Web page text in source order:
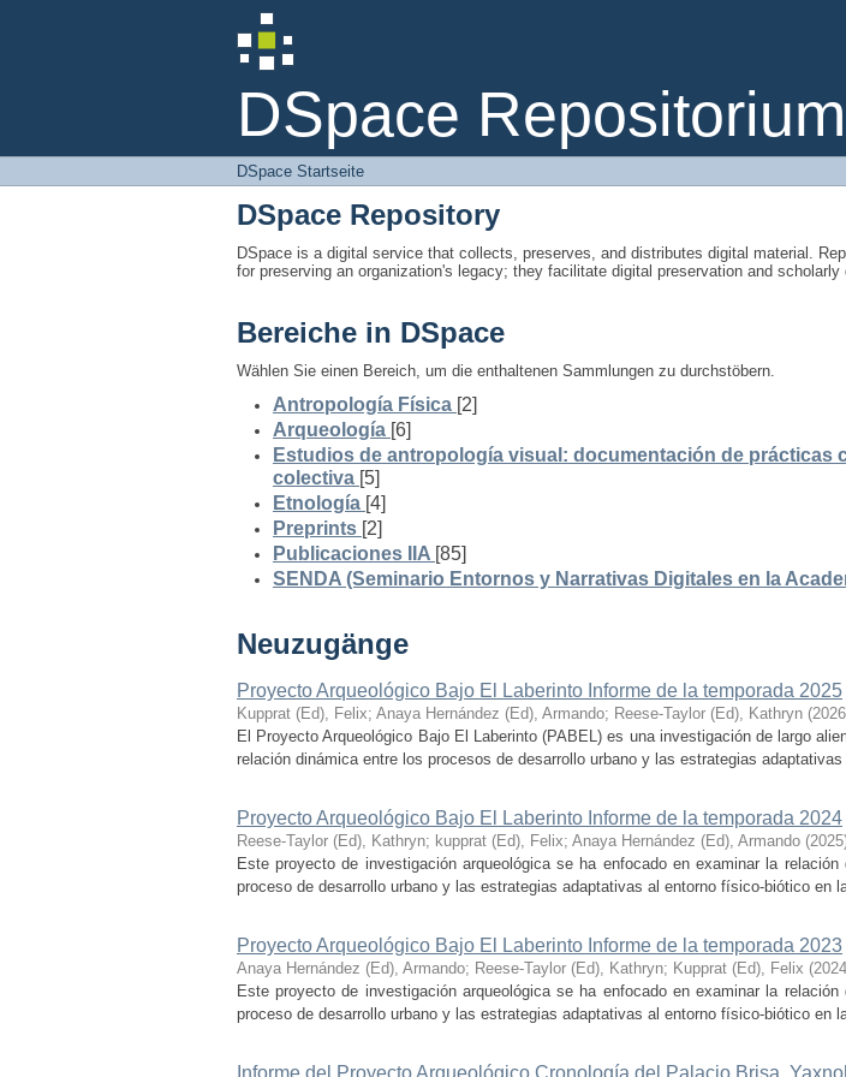
DSpace
DSpace Startseite
DSpace Startseite
DSpace Repository
DSpace is a digital service that collects, preserves, and distributes digital material.
for preserving an organization's legacy; they facilitate digital preservation and scholarly
Bereiche in DSpace
Wählen Sie einen Bereich, um die enthaltenen Sammlungen zu durchstöbern.
Antropología Física [2]
Arqueología [6]
Estudios de antropología visual: documentación de prácticas
colectiva [5]
Etnología [4]
Preprints [2]
Publicaciones IIA [85]
SENDA (Seminario Entornos y Narrativas Digitales en la
Neuzugänge
Proyecto Arqueológico Bajo El Laberinto Informe de la temporada 2025
Kupprat (Ed), Felix; Anaya Hernández (Ed), Armando; Reese-Taylor (Ed), Kathryn (2026
El Proyecto Arqueológico Bajo El Laberinto (PABEL) es una investigación de largo
relación dinámica entre los procesos de desarrollo urbano y las estrategias
Proyecto Arqueológico Bajo El Laberinto Informe de la temporada 2024
Reese-Taylor (Ed), Kathryn; kupprat (Ed), Felix; Anaya Hernández (Ed), Armando (2025
Este proyecto de investigación arqueológica se ha enfocado en examinar la
proceso de desarrollo urbano y las estrategias adaptativas al entorno físico-biótico en
Proyecto Arqueológico Bajo El Laberinto Informe de la temporada 2023
Anaya Hernández (Ed), Armando; Reese-Taylor (Ed), Kathryn; Kupprat (Ed), Felix (2024
Este proyecto de investigación arqueológica se ha enfocado en examinar la
proceso de desarrollo urbano y las estrategias adaptativas al entorno físico-biótico en
Informe del Proyecto Arqueológico Cronología del Palacio Brisa,